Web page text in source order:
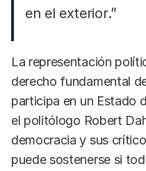
en el exterior.”
La representación
derecho fundamental
participa en un Estado
el politólogo Robert
democracia y sus
puede sostenerse si